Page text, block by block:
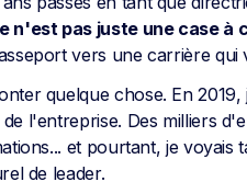
n'est pas juste une case à
vers une carrière qui
quelque chose. En
l'entreprise. Des milliers
et pourtant, je voyais
de leader.